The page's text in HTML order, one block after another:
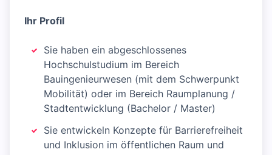
Ihr Profil
Sie haben ein abgeschlossenes
Hochschulstudium im Bereich
Bauingenieurwesen (mit dem Schwerpunkt
Mobilität) oder im Bereich Raumplanung /
Stadtentwicklung (Bachelor / Master)
Sie entwickeln Konzepte für Barrierefreiheit
und Inklusion im öffentlichen Raum und